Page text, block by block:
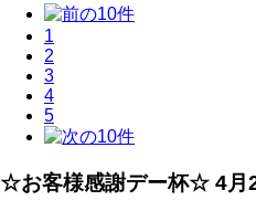
1
2
3
4
5
☆お客様感謝デー杯☆ 4月